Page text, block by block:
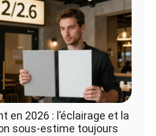
en 2026 : l’éclairage et la
sous-estime toujours